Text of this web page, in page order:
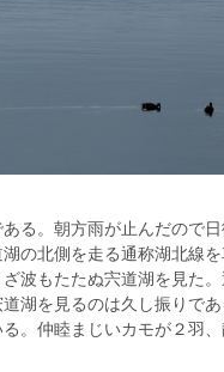
る。朝方雨が止んだので日
の北側を走る通称湖北線
波もたたぬ宍道湖を見た
湖を見るのは久し振りで
。仲睦まじいカモが２羽、